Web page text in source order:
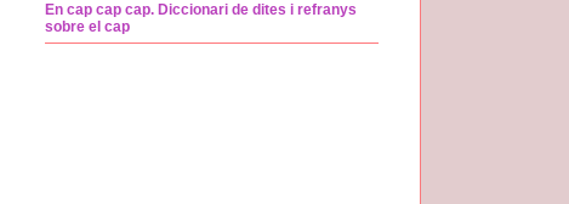
En cap cap cap. Diccionari de dites i refranys
sobre el cap